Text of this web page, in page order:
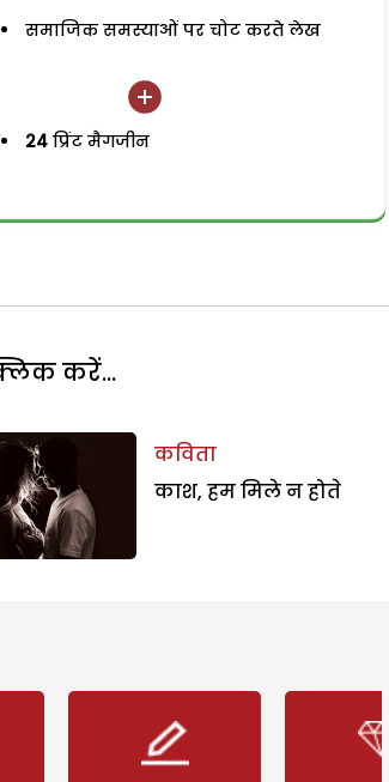
समाजिक समस्याओं पर चोट करते लेख
24 प्रिंट मैगजीन
करें...
कविता
काश, हम मिले न होते